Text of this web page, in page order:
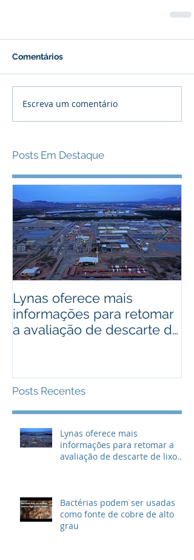
Comentários
Escreva um comentário
Posts Em Destaque
Lynas oferece mais
informações para retomar
a avaliação de descarte de
Posts Recentes
Lynas oferece mais
informações para retomar a
avaliação de descarte de lixo
Bactérias podem ser usadas
como fonte de cobre de alto
grau